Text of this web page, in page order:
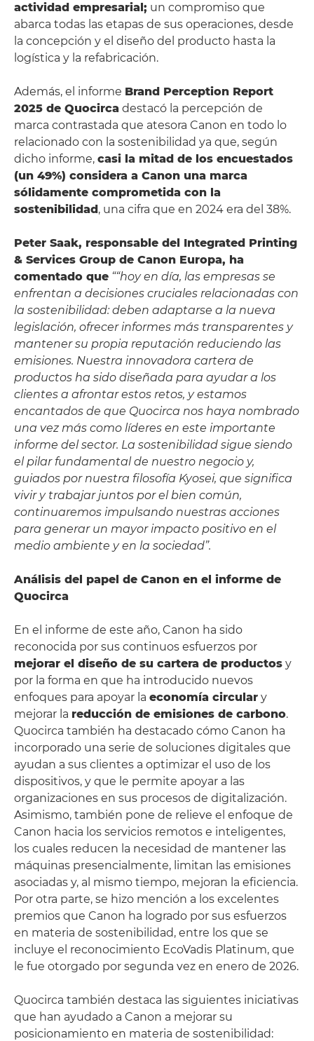
actividad empresarial; un compromiso que
abarca todas las etapas de sus operaciones, desde
la concepción y el diseño del producto hasta la
logística y la refabricación.
Además, el informe Brand Perception Report
2025 de Quocirca destacó la percepción de
marca contrastada que atesora Canon en todo lo
relacionado con la sostenibilidad ya que, según
dicho informe, casi la mitad de los encuestados
(un 49%) considera a Canon una marca
sólidamente comprometida con la
sostenibilidad, una cifra que en 2024 era del 38%.
Peter Saak, responsable del Integrated Printing
& Services Group de Canon Europa, ha
comentado que ““hoy en día, las empresas se
enfrentan a decisiones cruciales relacionadas con
la sostenibilidad: deben adaptarse a la nueva
legislación, ofrecer informes más transparentes y
mantener su propia reputación reduciendo las
emisiones. Nuestra innovadora cartera de
productos ha sido diseñada para ayudar a los
clientes a afrontar estos retos, y estamos
encantados de que Quocirca nos haya nombrado
una vez más como líderes en este importante
informe del sector. La sostenibilidad sigue siendo
el pilar fundamental de nuestro negocio y,
guiados por nuestra filosofía Kyosei, que significa
vivir y trabajar juntos por el bien común,
continuaremos impulsando nuestras acciones
para generar un mayor impacto positivo en el
medio ambiente y en la sociedad”.
Análisis del papel de Canon en el informe de
Quocirca
En el informe de este año, Canon ha sido
reconocida por sus continuos esfuerzos por
mejorar el diseño de su cartera de productos y
por la forma en que ha introducido nuevos
enfoques para apoyar la economía circular y
mejorar la reducción de emisiones de carbono.
Quocirca también ha destacado cómo Canon ha
incorporado una serie de soluciones digitales que
ayudan a sus clientes a optimizar el uso de los
dispositivos, y que le permite apoyar a las
organizaciones en sus procesos de digitalización.
Asimismo, también pone de relieve el enfoque de
Canon hacia los servicios remotos e inteligentes,
los cuales reducen la necesidad de mantener las
máquinas presencialmente, limitan las emisiones
asociadas y, al mismo tiempo, mejoran la eficiencia.
Por otra parte, se hizo mención a los excelentes
premios que Canon ha logrado por sus esfuerzos
en materia de sostenibilidad, entre los que se
incluye el reconocimiento EcoVadis Platinum, que
le fue otorgado por segunda vez en enero de 2026.
Quocirca también destaca las siguientes iniciativas
que han ayudado a Canon a mejorar su
posicionamiento en materia de sostenibilidad: